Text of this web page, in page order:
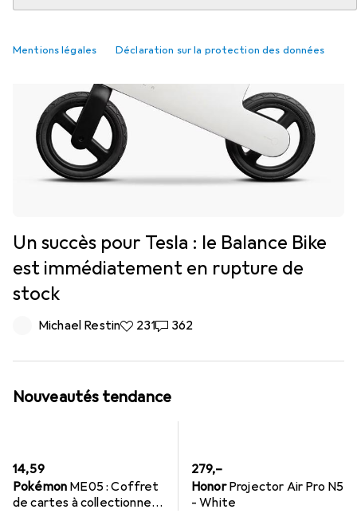
Mentions légales Déclaration sur la protection des données
Un succès pour Tesla : le Balance Bike
est immédiatement en rupture de
stock
Michael Restin231 likes
231362 commentaires
362
Nouveautés tendance
EUR
14,59
Pokémon ME05 : Coffret
de cartes à collectionner «
EUR
279,–
Honor Projector Air Pro N5
- White